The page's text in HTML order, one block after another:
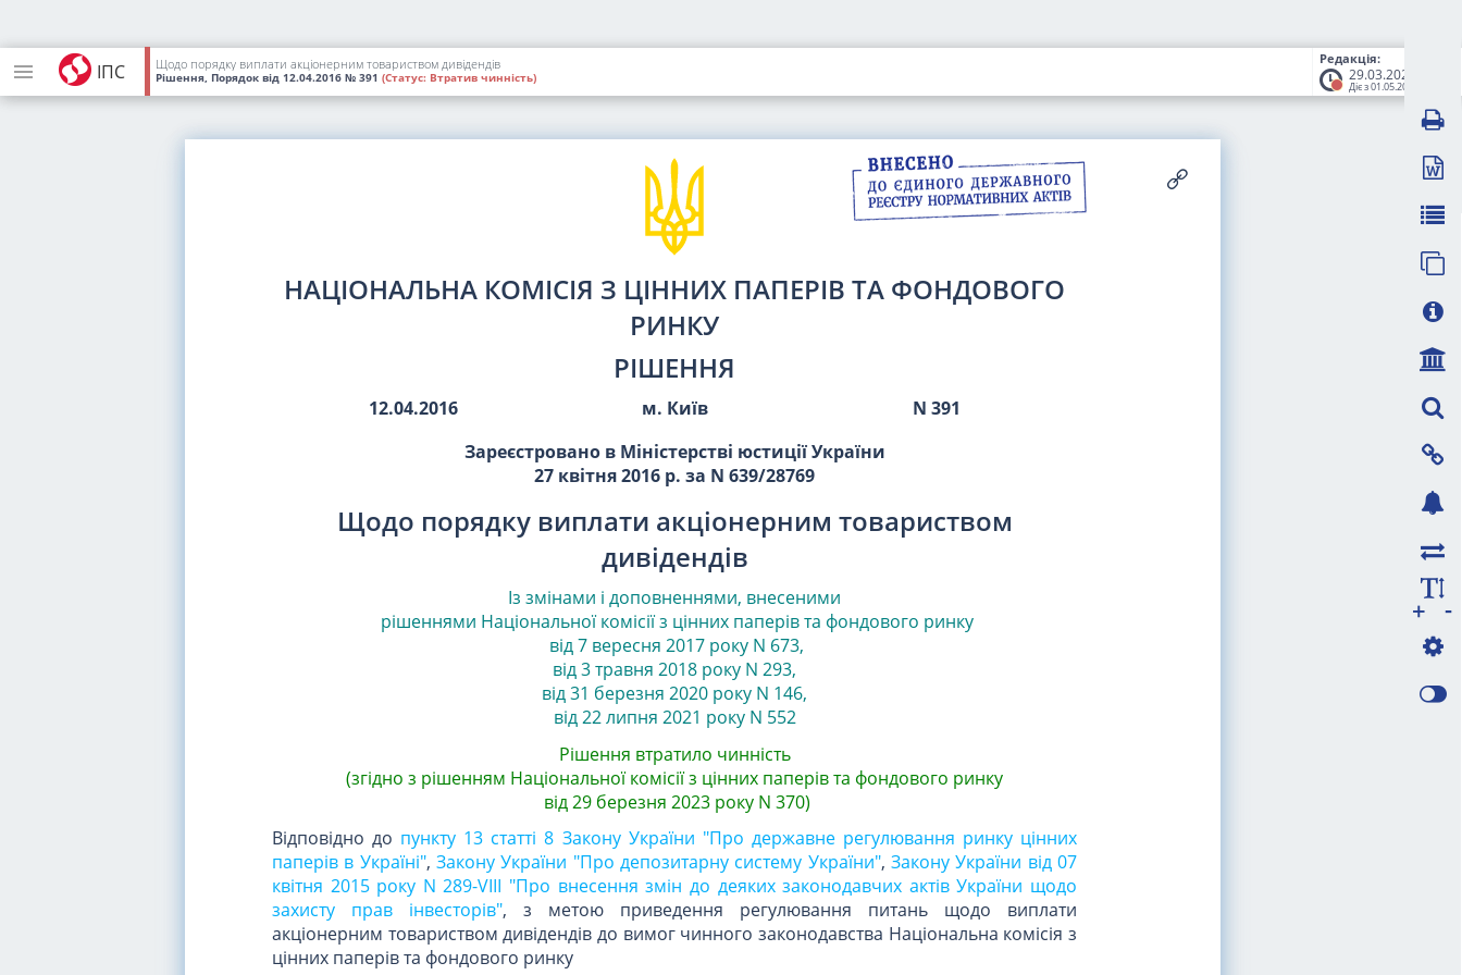
ІПС
Редакція:
29.03.2023
Діє з 01.05.2023
Щодо порядку виплати акціонерним товариством дивідендів
Рішення, Порядок від 12.04.2016 № 391 (Статус: Втратив чинність)
НАЦІОНАЛЬНА КОМІСІЯ З ЦІННИХ ПАПЕРІВ ТА ФОНДОВОГО
РИНКУ
РІШЕННЯ
12.04.2016 м. Київ
N 391
Зареєстровано в Міністерстві юстиції України
27 квітня 2016 р. за N 639/28769
Щодо порядку виплати акціонерним товариством
дивідендів
Із змінами і доповненнями, внесеними
рішеннями Національної комісії з цінних паперів та фондового ринку
від 7 вересня 2017 року N 673,
від 3 травня 2018 року N 293,
від 31 березня 2020 року N 146,
від 22 липня 2021 року N 552
Рішення втратило чинність
(згідно з рішенням Національної комісії з цінних паперів та фондового ринку
від 29 березня 2023 року N 370)
Відповідно до пункту 13 статті 8 Закону України "Про державне регулювання ринку цінних
паперів в Україні",Закону України "Про депозитарну систему України",Закону України від 07
квітня 2015 року N 289-VIII "Про внесення змін до деяких законодавчих актів України щодо
захисту прав інвесторів", з метою приведення регулювання питань щодо виплати
акціонерним товариством дивідендів до вимог чинного законодавства Національна комісія з
цінних паперів та фондового ринку
-
+